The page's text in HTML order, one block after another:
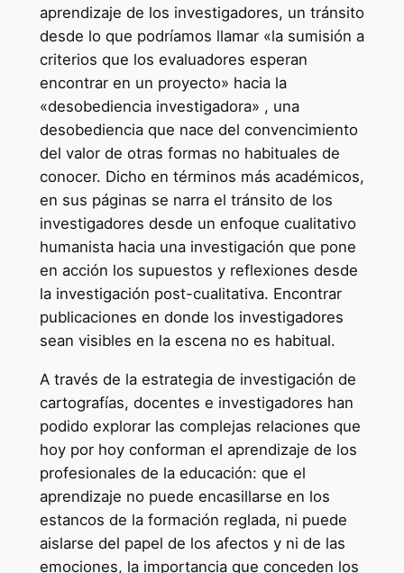
aprendizaje de los investigadores, un tránsito
desde lo que podríamos llamar «la sumisión a
criterios que los evaluadores esperan
encontrar en un proyecto» hacia la
«desobediencia investigadora» , una
desobediencia que nace del convencimiento
del valor de otras formas no habituales de
conocer. Dicho en términos más académicos,
en sus páginas se narra el tránsito de los
investigadores desde un enfoque cualitativo
humanista hacia una investigación que pone
en acción los supuestos y reflexiones desde
la investigación post-cualitativa. Encontrar
publicaciones en donde los investigadores
sean visibles en la escena no es habitual.
A través de la estrategia de investigación de
cartografías, docentes e investigadores han
podido explorar las complejas relaciones que
hoy por hoy conforman el aprendizaje de los
profesionales de la educación: que el
aprendizaje no puede encasillarse en los
estancos de la formación reglada, ni puede
aislarse del papel de los afectos y ni de las
emociones, la importancia que conceden los